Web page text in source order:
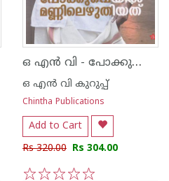
ഒ എന്‍ വി - പോക്കുവെയില്‍ മണ്ണിലെഴുതിയത്
ഒ എന്‍ വി കുറുപ്പ്‌
Chintha Publications
Add to Cart
Rs 320.00 Rs 304.00